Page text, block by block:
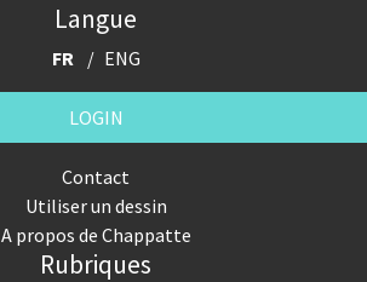
Langue
FR ENG
LOGIN
Contact
Utiliser un dessin
A propos de Chappatte
Rubriques